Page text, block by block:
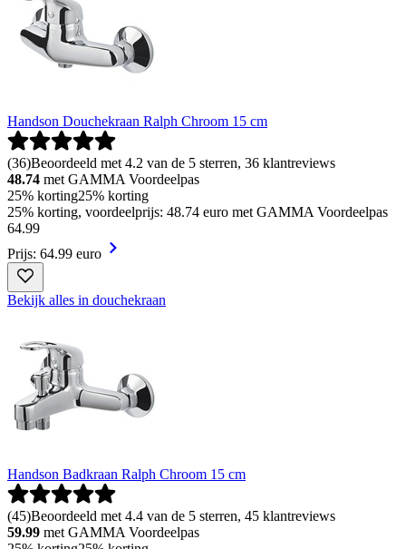
Handson Douchekraan Ralph Chroom 15 cm
(36)Beoordeeld met 4.2 van de 5 sterren, 36 klantreviews
48.74 met GAMMA Voordeelpas
25% korting25% korting
25% korting, voordeelprijs: 48.74 euro met GAMMA Voordeelpas
64.99
Prijs: 64.99 euro
Bekijk alles in douchekraan
Handson Badkraan Ralph Chroom 15 cm
(45)Beoordeeld met 4.4 van de 5 sterren, 45 klantreviews
59.99 met GAMMA Voordeelpas